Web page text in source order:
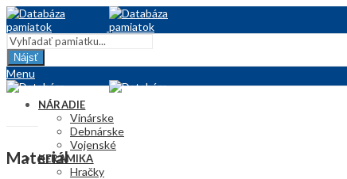
Nájsť
Menu
NÁRADIE
Vinárske
Debnárske
Vojenské
KERAMIKA
Hračky
Materiál